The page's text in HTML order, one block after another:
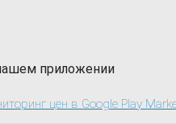
приложении